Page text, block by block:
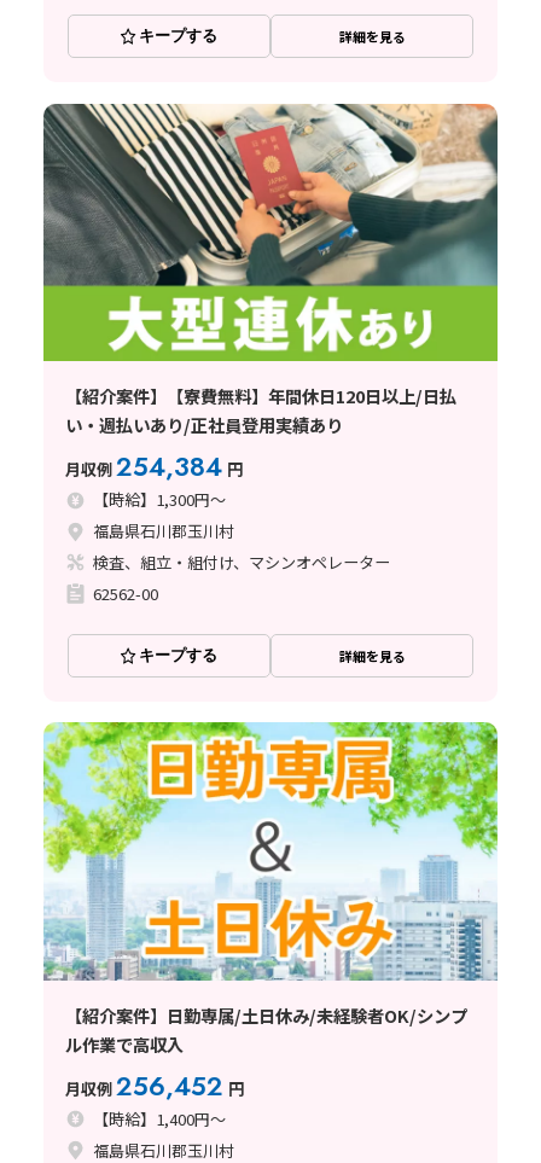
キープする 詳細を見る
【紹介案件】【寮費無料】年間休日120日以上/日払
い・週払いあり/正社員登用実績あり
月収例254,384 円
【時給】1,300円～
福島県石川郡玉川村
検査、組立・組付け、マシンオペレーター
62562-00
キープする 詳細を見る
【紹介案件】日勤専属/土日休み/未経験者OK/シンプ
ル作業で高収入
月収例256,452 円
【時給】1,400円～
福島県石川郡玉川村